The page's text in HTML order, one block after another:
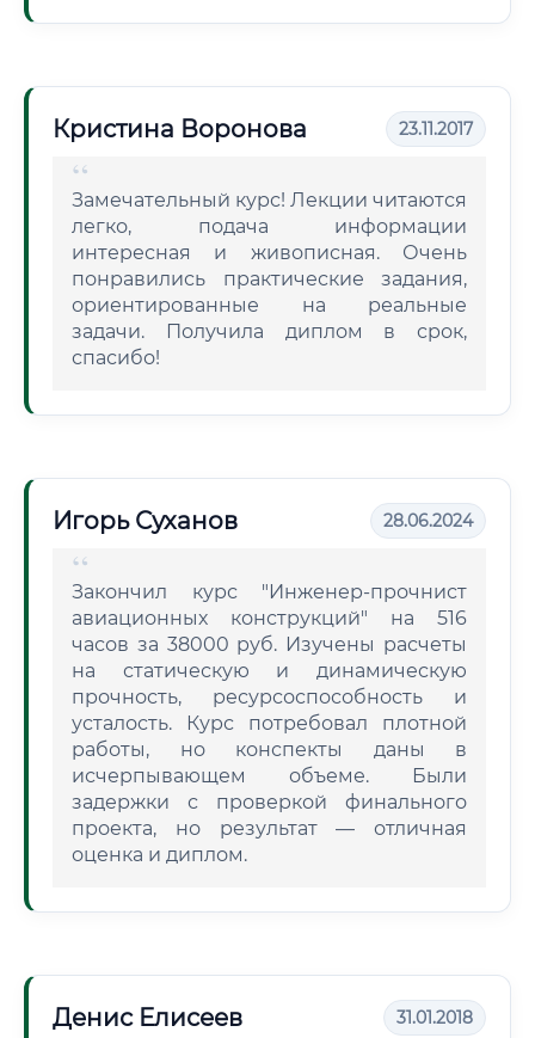
Кристина Воронова 23.11.2017
Замечательный курс! Лекции читаются
легко, подача информации
интересная и живописная. Очень
понравились практические задания,
ориентированные на реальные
задачи. Получила диплом в срок,
спасибо!
Игорь Суханов 28.06.2024
Закончил курс "Инженер-прочнист
авиационных конструкций" на 516
часов за 38000 руб. Изучены расчеты
на статическую и динамическую
прочность, ресурсоспособность и
усталость. Курс потребовал плотной
работы, но конспекты даны в
исчерпывающем объеме. Были
задержки с проверкой финального
проекта, но результат — отличная
оценка и диплом.
Денис Елисеев 31.01.2018